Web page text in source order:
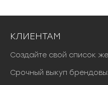
КЛИЕНТАМ
Создайте свой список
Срочный выкуп